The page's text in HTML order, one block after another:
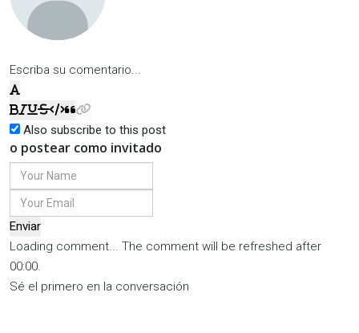
Escriba su comentario...
Also subscribe to this post
o postear como invitado
Enviar
Loading comment... The comment will be refreshed after
00:00.
Sé el primero en la conversación